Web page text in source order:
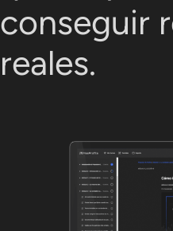
conseguir
reales.